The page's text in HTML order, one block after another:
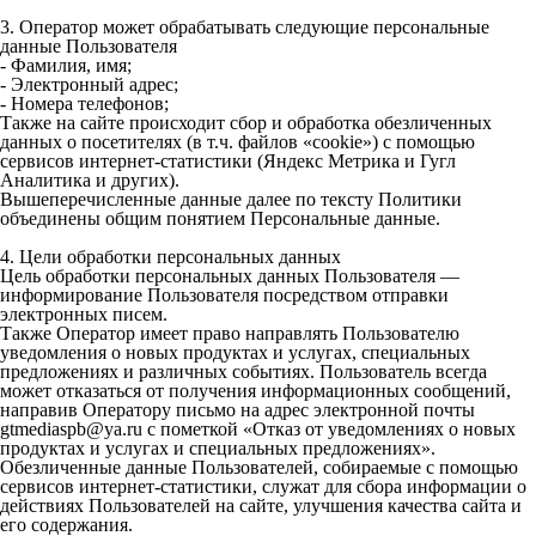
3. Оператор может обрабатывать следующие персональные
данные Пользователя
- Фамилия, имя;
- Электронный адрес;
- Номера телефонов;
Также на сайте происходит сбор и обработка обезличенных
данных о посетителях (в т.ч. файлов «cookie») с помощью
сервисов интернет-статистики (Яндекс Метрика и Гугл
Аналитика и других).
Вышеперечисленные данные далее по тексту Политики
объединены общим понятием Персональные данные.
4. Цели обработки персональных данных
Цель обработки персональных данных Пользователя —
информирование Пользователя посредством отправки
электронных писем.
Также Оператор имеет право направлять Пользователю
уведомления о новых продуктах и услугах, специальных
предложениях и различных событиях. Пользователь всегда
может отказаться от получения информационных сообщений,
направив Оператору письмо на адрес электронной почты
gtmediaspb@ya.ru с пометкой «Отказ от уведомлениях о новых
продуктах и услугах и специальных предложениях».
Обезличенные данные Пользователей, собираемые с помощью
сервисов интернет-статистики, служат для сбора информации о
действиях Пользователей на сайте, улучшения качества сайта и
его содержания.